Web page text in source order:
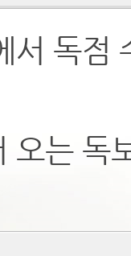
서 독점
오는 독